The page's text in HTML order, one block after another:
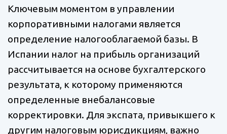
Ключевым моментом в управлении
корпоративными налогами является
определение налогооблагаемой базы. В
Испании налог на прибыль организаций
рассчитывается на основе бухгалтерского
результата, к которому применяются
определенные внебалансовые
корректировки. Для экспата, привыкшего к
другим налоговым юрисдикциям, важно